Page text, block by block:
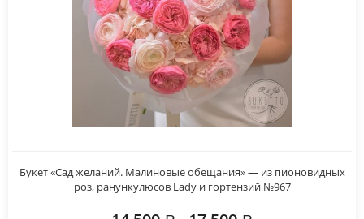
Букет «Сад желаний. Малиновые обещания» — из пионовидных
роз, ранункулюсов Lady и гортензий №967